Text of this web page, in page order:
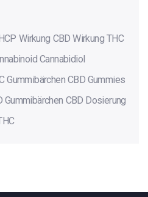
Wirkung CBD Wirkung THC
Cannabidiol
Gummibärchen CBD Gummies
Gummibärchen CBD Dosierung